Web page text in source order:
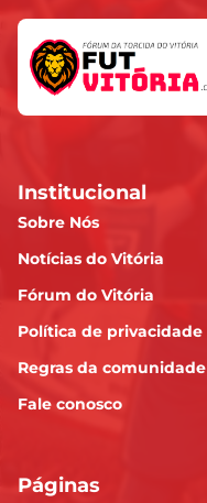
Institucional
Sobre Nós
Notícias do Vitória
Fórum do Vitória
Política de privacidade
Regras da comunidade
Fale conosco
Páginas